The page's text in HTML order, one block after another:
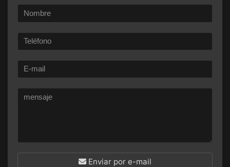
Enviar por e-mail